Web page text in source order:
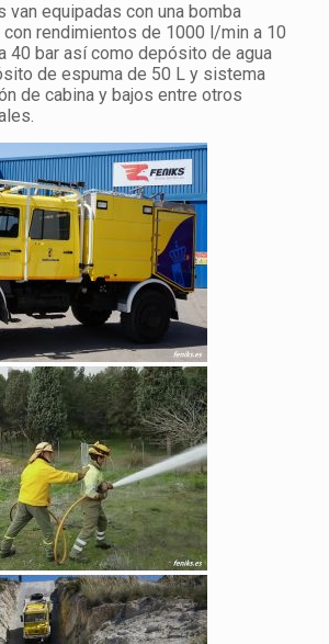
van equipadas con una bomba
rendimientos de 1000 l/min a 10
40 bar así como depósito de agua
de espuma de 50 L y sistema
de cabina y bajos entre otros